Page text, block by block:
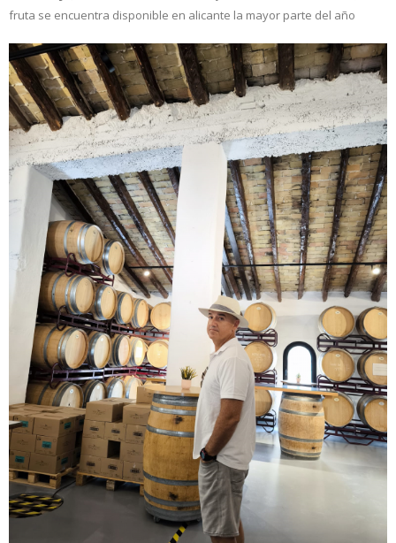
fruta se encuentra disponible en alicante la mayor parte del año